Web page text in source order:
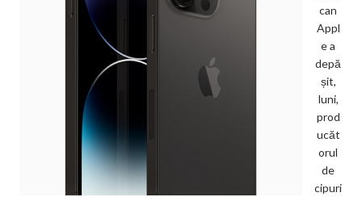
can
Appl
e a
depă
șit,
luni,
prod
ucăt
orul
de
cipuri